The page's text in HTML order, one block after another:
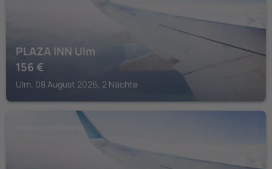
PLAZA INN Ulm
156 €
Ulm, 08 August 2026, 2 Nächte